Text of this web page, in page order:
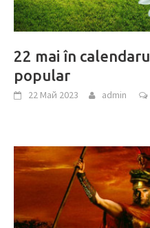
22 mai în
popular
22 Май 2023 admin